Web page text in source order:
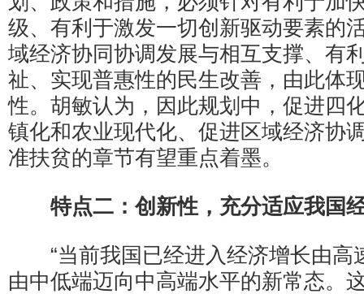
级、有利于激发一切创新驱动要素的
域经济协同协调发展与相互支撑、有
祉、实现普惠性的民生改善，由此体
性。胡敏认为，因此规划中，促进四
镇化和农业现代化、促进区域经济协
准扶贫的章节有望重点着墨。
特点二：创新性，充分适应我国
“当前我国已经进入经济增长由高
由中低端迈向中高端水平的新常态。